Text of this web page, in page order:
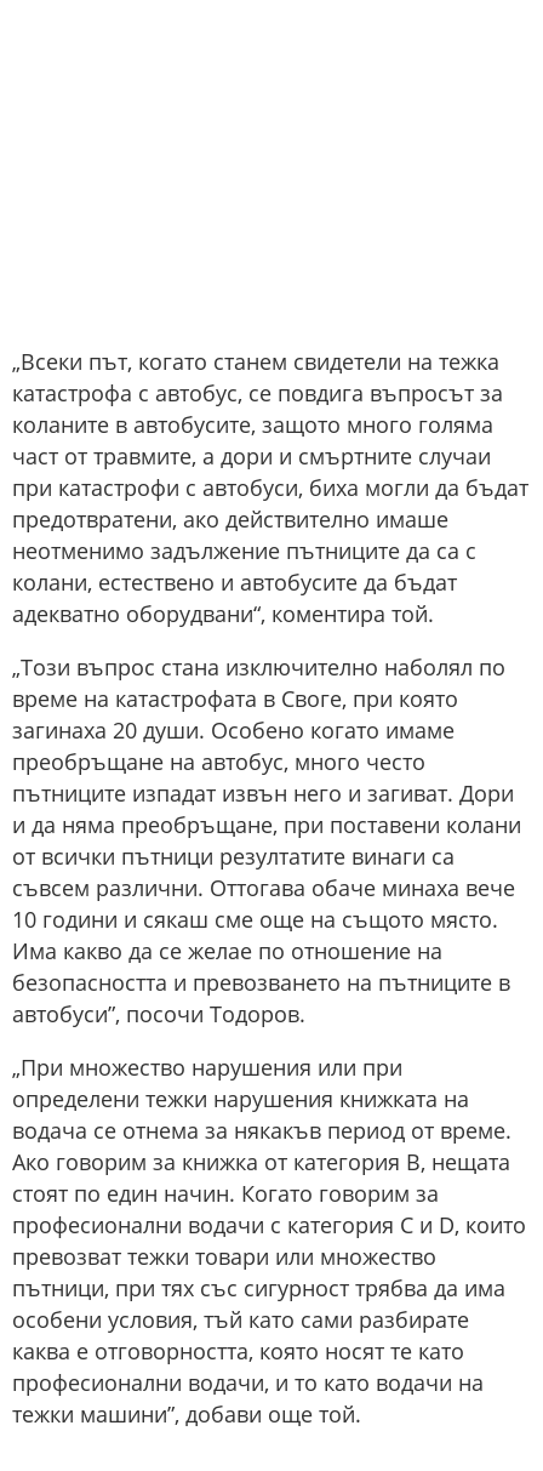
„Всеки път, когато станем свидетели на тежка
катастрофа с автобус, се повдига въпросът за
коланите в автобусите, защото много голяма
част от травмите, а дори и смъртните случаи
при катастрофи с автобуси, биха могли да бъдат
предотвратени, ако действително имаше
неотменимо задължение пътниците да са с
колани, естествено и автобусите да бъдат
адекватно оборудвани“, коментира той.
„Този въпрос стана изключително наболял по
време на катастрофата в Своге, при която
загинаха 20 души. Особено когато имаме
преобръщане на автобус, много често
пътниците изпадат извън него и загиват. Дори
и да няма преобръщане, при поставени колани
от всички пътници резултатите винаги са
съвсем различни. Оттогава обаче минаха вече
10 години и сякаш сме още на същото място.
Има какво да се желае по отношение на
безопасността и превозването на пътниците в
автобуси”, посочи Тодоров.
„При множество нарушения или при
определени тежки нарушения книжката на
водача се отнема за някакъв период от време.
Ако говорим за книжка от категория B, нещата
стоят по един начин. Когато говорим за
професионални водачи с категория C и D, които
превозват тежки товари или множество
пътници, при тях със сигурност трябва да има
особени условия, тъй като сами разбирате
каква е отговорността, която носят те като
професионални водачи, и то като водачи на
тежки машини”, добави още той.